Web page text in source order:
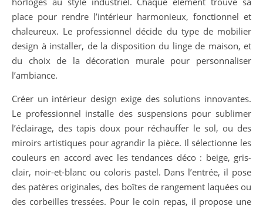
place pour rendre l’intérieur harmonieux, fonctionnel et
chaleureux. Le professionnel décide du type de mobilier
design à installer, de la disposition du linge de maison, et
du choix de la décoration murale pour personnaliser
l’ambiance.
Créer un intérieur design exige des solutions innovantes.
Le professionnel installe des suspensions pour sublimer
l’éclairage, des tapis doux pour réchauffer le sol, ou des
miroirs artistiques pour agrandir la pièce. Il sélectionne les
couleurs en accord avec les tendances déco : beige, gris-
clair, noir-et-blanc ou coloris pastel. Dans l’entrée, il pose
des patères originales, des boîtes de rangement laquées ou
des corbeilles tressées. Pour le coin repas, il propose une